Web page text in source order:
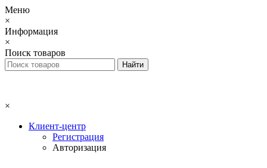
Меню
×
Информация
×
Поиск товаров
×
Клиент-центр
Регистрация
Авторизация